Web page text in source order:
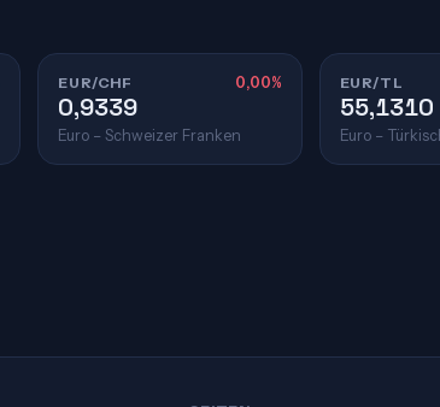
EUR/CHF 0,00%
0,9339
Euro – Schweizer Franken
EUR/TL
55,1310
Euro –